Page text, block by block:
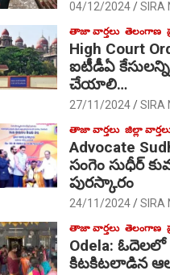
04/12/2024 SIRA
తాజా వార్తలు తెలంగాణ
High Court
ఐటీడీఏ
చేయాలి…
27/11/2024 SIRA
తాజా వార్తలు జిల్లా
Advocate
సంగెం సుధీర్
పురస్కారం
24/11/2024 SIRA
తాజా వార్తలు తెలంగాణ
Odela: ఓదెల‌లో
కిటకిటలాడిన